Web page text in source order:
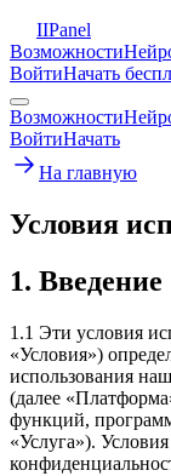
IIPanel
Возможности
ВойтиНачать
Возможности
ВойтиНачать
На главную
Условия
1. Введение
1.1 Эти условия
«Условия»)
использования
(далее
функций,
«Услуга»).